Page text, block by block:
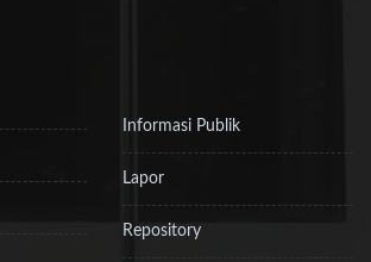
Informasi Publik
Lapor
Repository